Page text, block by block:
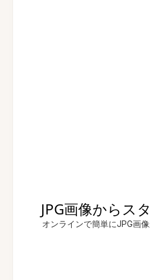
JPG画像からス
オンラインで簡単にJPG画